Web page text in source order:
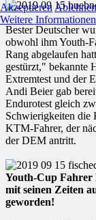
Bester Deutscher
obwohl ihm Youth-
Rang abgelaufen
gestürzt," bekannte
Extremtest und der
Andi Beier gab
Endurotest gleich
Schwierigkeiten die
KTM-Fahrer, der
der DEM antritt.
Youth-Cup Fahrer
mit seinen Zeiten
geworden!
Akzeptieren Ablehnen
Weitere Informationen